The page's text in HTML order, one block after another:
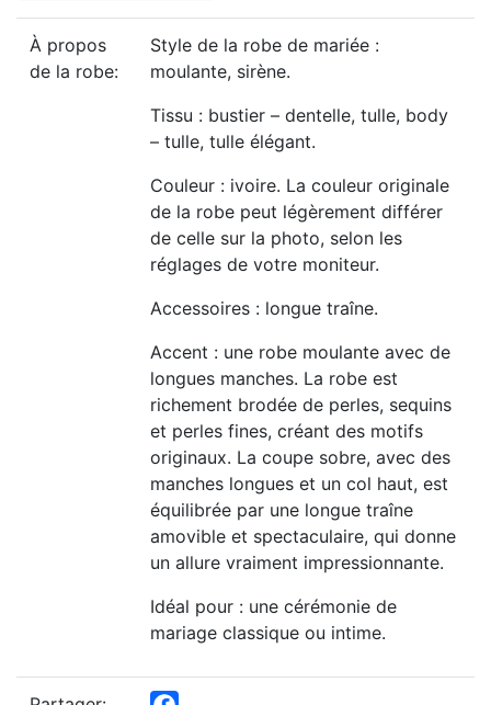
À propos
de la robe:
Style de la robe de mariée :
moulante, sirène.
Tissu : bustier – dentelle, tulle, body
– tulle, tulle élégant.
Couleur : ivoire. La couleur originale
de la robe peut légèrement différer
de celle sur la photo, selon les
réglages de votre moniteur.
Accessoires : longue traîne.
Accent : une robe moulante avec de
longues manches. La robe est
richement brodée de perles, sequins
et perles fines, créant des motifs
originaux. La coupe sobre, avec des
manches longues et un col haut, est
équilibrée par une longue traîne
amovible et spectaculaire, qui donne
un allure vraiment impressionnante.
Idéal pour : une cérémonie de
mariage classique ou intime.